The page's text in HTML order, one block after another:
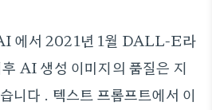
에서 2021년 1월 DALL-E라
AI 생성 이미지의 품질은 지
니다 . 텍스트 프롬프트에서 이